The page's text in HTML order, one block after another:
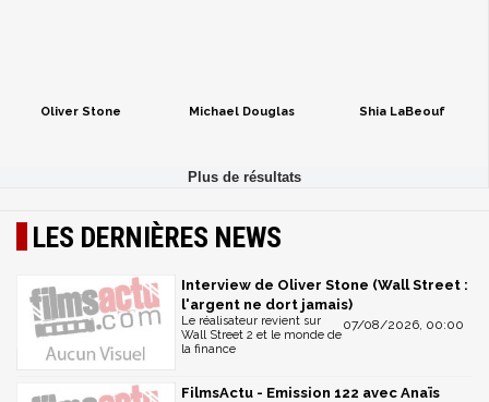
Oliver Stone Michael Douglas Shia LaBeouf
LES DERNIÈRES NEWS
Interview de Oliver Stone (Wall Street :
l'argent ne dort jamais)
07/08/2026, 00:00
Le réalisateur revient sur
Wall Street 2 et le monde de
la finance
FilmsActu - Emission 122 avec Anaïs